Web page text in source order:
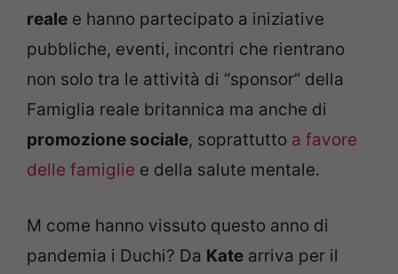
reale e hanno partecipato a iniziative
pubbliche, eventi, incontri che rientrano
non solo tra le attività di “sponsor” della
Famiglia reale britannica ma anche di
promozione sociale, soprattutto a favore
delle famiglie e della salute mentale.
M come hanno vissuto questo anno di
pandemia i Duchi? Da Kate arriva per il